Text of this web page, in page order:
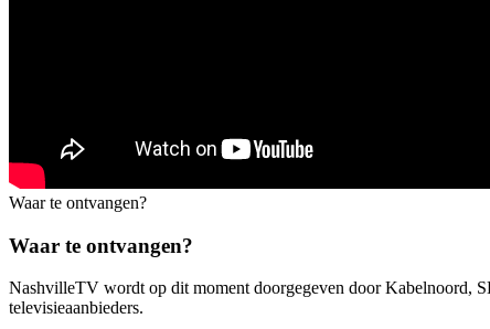
Waar te ontvangen?
Waar te ontvangen?
NashvilleTV wordt op dit moment doorgegeven door Kabelnoord,
televisieaanbieders.